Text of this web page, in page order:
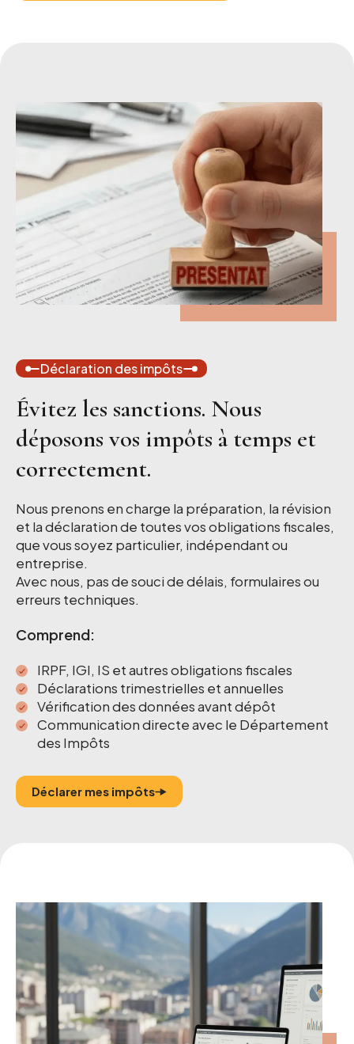
Déclaration des impôts
Évitez les sanctions. Nous
déposons vos impôts à temps et
correctement.
Nous prenons en charge la préparation, la révision
et la déclaration de toutes vos obligations fiscales,
que vous soyez particulier, indépendant ou
entreprise.
Avec nous, pas de souci de délais, formulaires ou
erreurs techniques.
Comprend:
IRPF, IGI, IS et autres obligations fiscales
Déclarations trimestrielles et annuelles
Vérification des données avant dépôt
Communication directe avec le Département
des Impôts
Déclarer mes impôts